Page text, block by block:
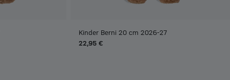
Kinder Berni 20 cm 2026-27
22,95 €